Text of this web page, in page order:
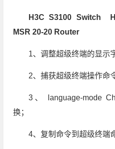
H3C S3100 Switch
MSR 20-20 Router
1、调整超级终端的显示
2、捕获超级终端操作命
3、 language-mode
换；
4、复制命令到超级终端